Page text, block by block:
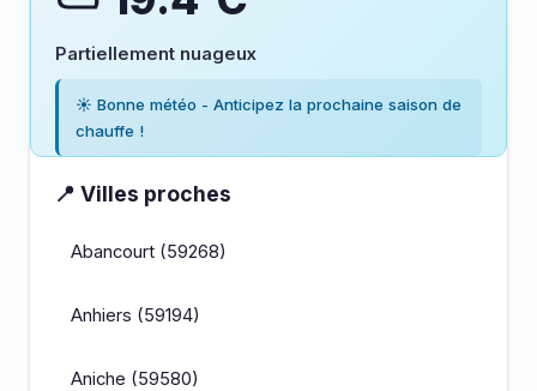
Partiellement nuageux
☀️ Bonne météo - Anticipez la prochaine saison de
chauffe !
📍 Villes proches
Abancourt (59268)
Anhiers (59194)
Aniche (59580)